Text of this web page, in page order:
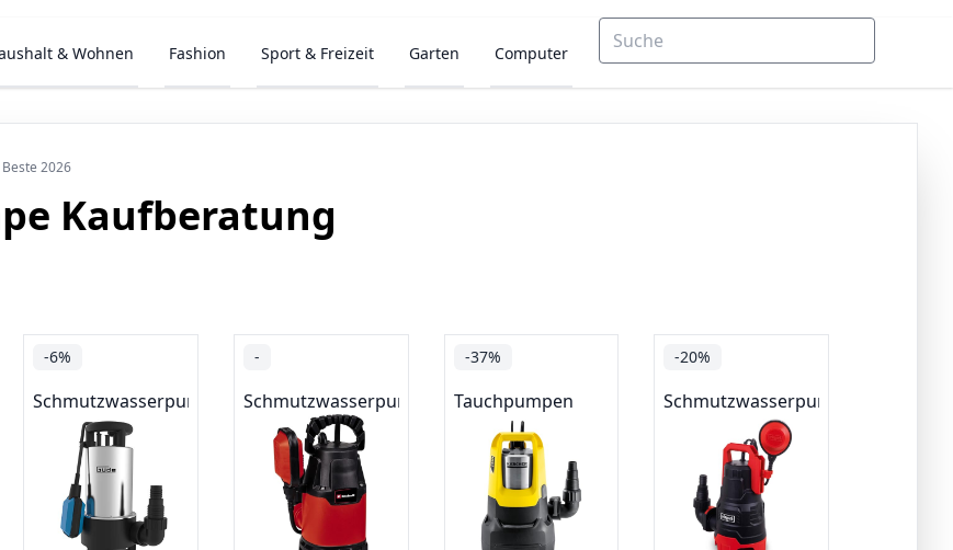
& Wohnen Fashion Sport & Freizeit Garten Computer
2026
Kaufberatung
-6%
Schmutzwasserpumpen
-
Schmutzwasserpumpen
-37%
Tauchpumpen
-20%
Schmutzwasserpumpen